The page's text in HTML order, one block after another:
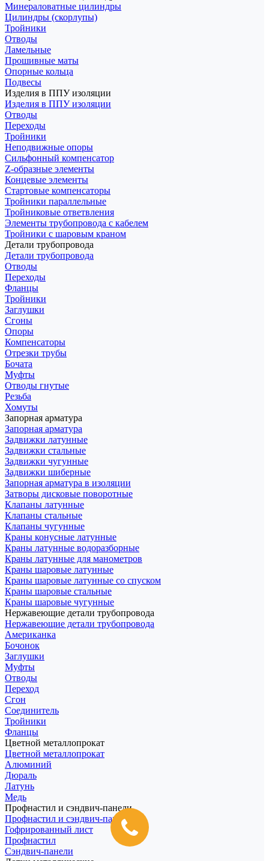
Минераловатные цилиндры
Цилиндры (скорлупы)
Тройники
Отводы
Ламельные
Прошивные маты
Опорные кольца
Подвесы
Изделия в ППУ изоляции
Изделия в ППУ изоляции
Отводы
Переходы
Тройники
Неподвижные опоры
Cильфонный компенсатор
Z-образные элементы
Концевые элементы
Стартовые компенсаторы
Тройники параллельные
Тройниковые ответвления
Элементы трубопровода с кабелем
Тройники с шаровым краном
Детали трубопровода
Детали трубопровода
Отводы
Переходы
Фланцы
Тройники
Заглушки
Сгоны
Опоры
Компенсаторы
Отрезки трубы
Бочата
Муфты
Отводы гнутые
Резьба
Хомуты
Запорная арматура
Запорная арматура
Задвижки латунные
Задвижки стальные
Задвижки чугунные
Задвижки шиберные
Запорная арматура в изоляции
Затворы дисковые поворотные
Клапаны латунные
Клапаны стальные
Клапаны чугунные
Краны конусные латунные
Краны латунные водоразборные
Краны латунные для манометров
Краны шаровые латунные
Краны шаровые латунные со спуском
Краны шаровые стальные
Краны шаровые чугунные
Нержавеющие детали трубопровода
Нержавеющие детали трубопровода
Американка
Бочонок
Заглушки
Муфты
Отводы
Переход
Сгон
Соединитель
Тройники
Фланцы
Цветной металлопрокат
Цветной металлопрокат
Алюминий
Дюраль
Латунь
Медь
Профнастил и сэндвич-панели
Профнастил и сэндвич-панели
Гофрированный лист
Профнастил
Сэндвич-панели